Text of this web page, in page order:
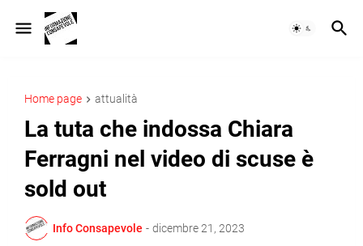
Home page attualità
La tuta che indossa Chiara
Ferragni nel video di scuse è
sold out
Info Consapevole - dicembre 21, 2023